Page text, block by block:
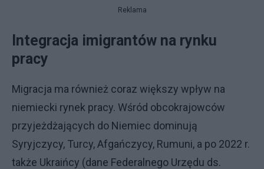
Reklama
Integracja imigrantów na rynku
pracy
Migracja ma również coraz większy wpływ na
niemiecki rynek pracy. Wśród obcokrajowców
przyjeżdżających do Niemiec dominują
Syryjczycy, Turcy, Afgańczycy, Rumuni, a po 2022 r.
także Ukraińcy (dane Federalnego Urzędu ds.